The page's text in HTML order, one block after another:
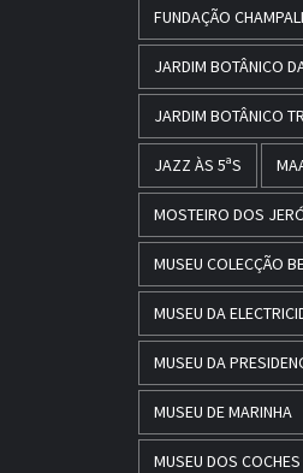
FUNDAÇÃO
JARDIM BOTÂNICO
JARDIM BOTÂNICO
JAZZ ÀS 5ªS
MOSTEIRO DOS
MUSEU COLECÇÃO
MUSEU DA
MUSEU DA
MUSEU DE MARINHA
MUSEU DOS COCHES